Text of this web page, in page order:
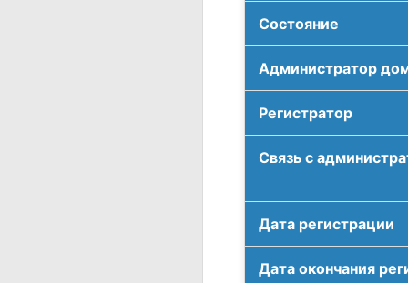
Соcтояние
Администратор
Регистратор
Связь с
Дата регистрации
Дата окончания